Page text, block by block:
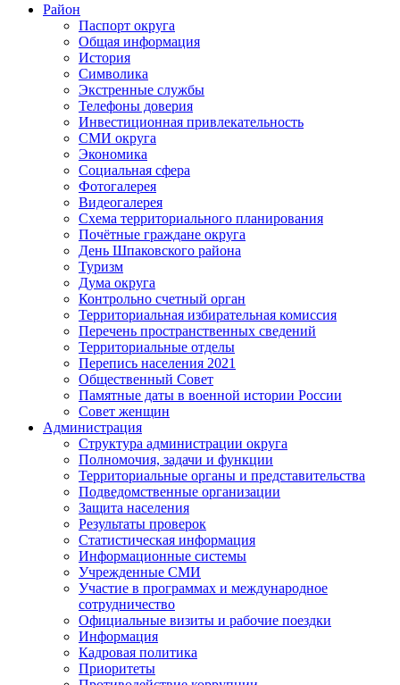
Район
Паспорт округа
Общая информация
История
Символика
Экстренные службы
Телефоны доверия
Инвестиционная привлекательность
СМИ округа
Экономика
Социальная сфера
Фотогалерея
Видеогалерея
Схема территориального планирования
Почётные граждане округа
День Шпаковского района
Туризм
Дума округа
Контрольно счетный орган
Территориальная избирательная комиссия
Перечень пространственных сведений
Территориальные отделы
Перепись населения 2021
Общественный Совет
Памятные даты в военной истории России
Совет женщин
Администрация
Структура администрации округа
Полномочия, задачи и функции
Территориальные органы и представительства
Подведомственные организации
Защита населения
Результаты проверок
Статистическая информация
Информационные системы
Учрежденные СМИ
Участие в программах и международное
сотрудничество
Официальные визиты и рабочие поездки
Информация
Кадровая политика
Приоритеты